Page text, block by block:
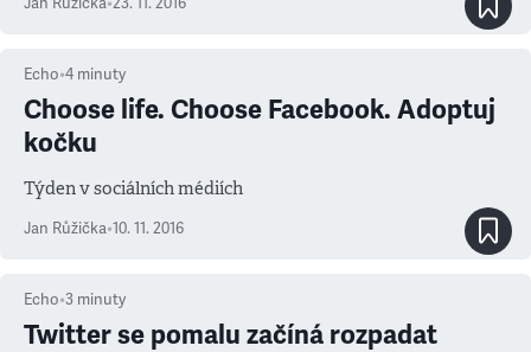
Echo•4 minuty
Choose life. Choose Facebook. Adoptuj
kočku
Týden v sociálních médiích
Jan Růžička•10. 11. 2016
Echo•3 minuty
Twitter se pomalu začíná rozpadat